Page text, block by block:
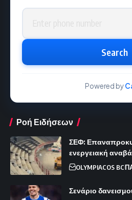
Phone number
Search
Powered by
Ροή Ειδήσεων
ΣΕΦ:
ενεργειακή
OLYMPIACOS BC
Σενάριο